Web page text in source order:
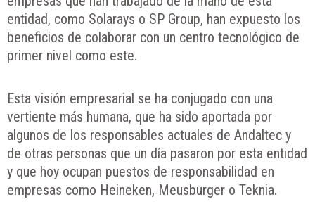
entidad, como Solarays o SP Group, han expuesto los
beneficios de colaborar con un centro tecnológico de
primer nivel como este.
Esta visión empresarial se ha conjugado con una
vertiente más humana, que ha sido aportada por
algunos de los responsables actuales de Andaltec y
de otras personas que un día pasaron por esta entidad
y que hoy ocupan puestos de responsabilidad en
empresas como Heineken, Meusburger o Teknia.